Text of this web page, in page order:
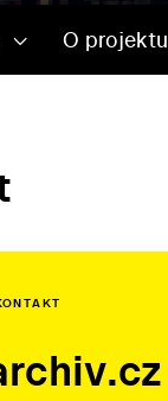
O projektu